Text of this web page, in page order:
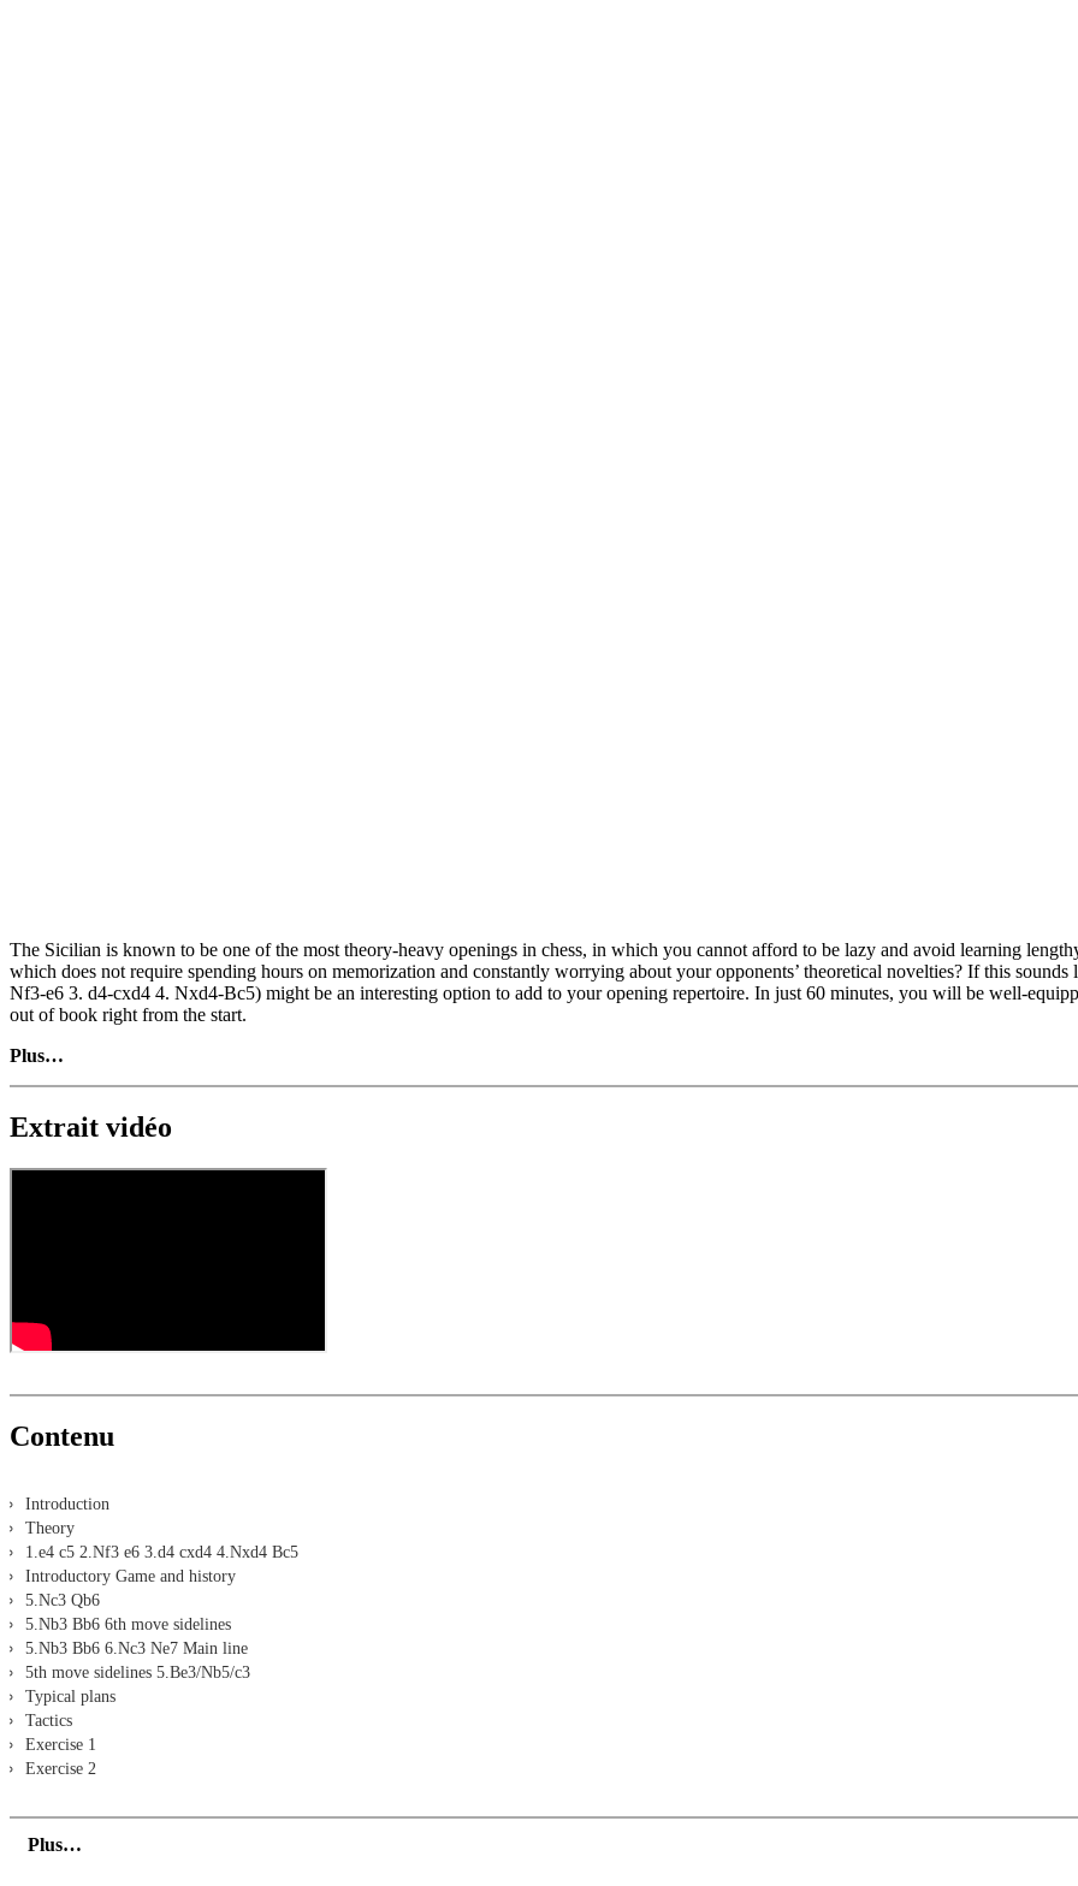
The Sicilian is known to be one of the most theory-heavy openings in chess, in which you cannot afford to be lazy and avoid learning
which does not require spending hours on memorization and constantly worrying about your opponents’ theoretical novelties? If this
Nf3-e6 3. d4-cxd4 4. Nxd4-Bc5) might be an interesting option to add to your opening repertoire. In just 60 minutes, you will be well-
out of book right from the start.
Plus…
Extrait vidéo
Contenu
Introduction
Theory
1.e4 c5 2.Nf3 e6 3.d4 cxd4 4.Nxd4 Bc5
Introductory Game and history
5.Nc3 Qb6
5.Nb3 Bb6 6th move sidelines
5.Nb3 Bb6 6.Nc3 Ne7 Main line
5th move sidelines 5.Be3/Nb5/c3
Typical plans
Tactics
Exercise 1
Exercise 2
Plus…